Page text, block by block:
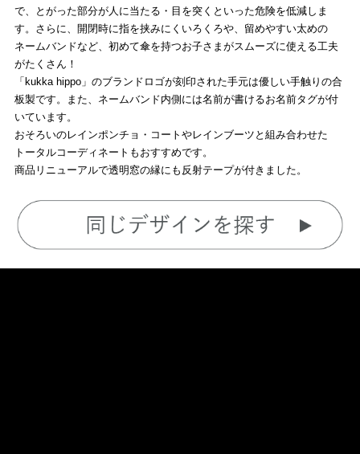
で、とがった部分が人に当たる・目を突くといった危険を低減しま
す。さらに、開閉時に指を挟みにくいろくろや、留めやすい太めの
ネームバンドなど、初めて傘を持つお子さまがスムーズに使える工夫
がたくさん！
「kukka hippo」のブランドロゴが刻印された手元は優しい手触りの合
板製です。また、ネームバンド内側には名前が書けるお名前タグが付
いています。
おそろいのレインポンチョ・コートやレインブーツと組み合わせた
トータルコーディネートもおすすめです。
商品リニューアルで透明窓の縁にも反射テープが付きました。